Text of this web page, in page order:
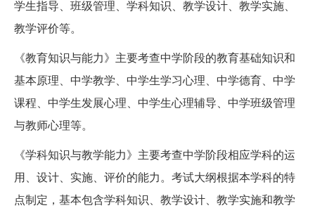
学生指导、班级管理、学科知识、教学设计、教学实施、
教学评价等。
《教育知识与能力》主要考查中学阶段的教育基础知识和
基本原理、中学教学、中学生学习心理、中学德育、中学
课程、中学生发展心理、中学生心理辅导、中学班级管理
与教师心理等。
《学科知识与教学能力》主要考查中学阶段相应学科的运
用、设计、实施、评价的能力。考试大纲根据本学科的特
点制定，基本包含学科知识、教学设计、教学实施和教学